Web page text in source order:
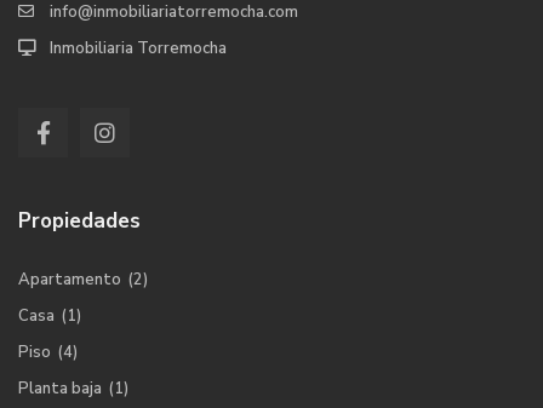
info@inmobiliariatorremocha.com
Inmobiliaria Torremocha
Propiedades
Apartamento (2)
Casa (1)
Piso (4)
Planta baja (1)